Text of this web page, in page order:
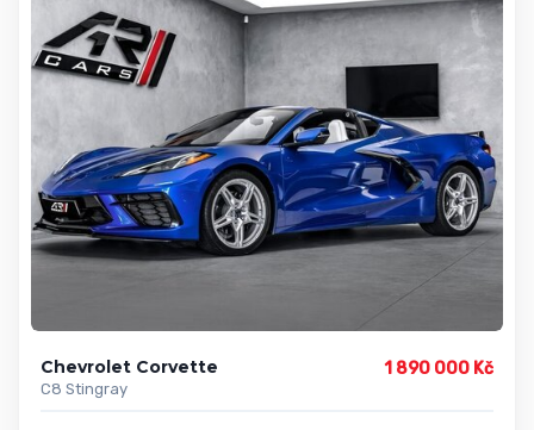
Chevrolet Corvette
C8 Stingray
1 890 000 Kč